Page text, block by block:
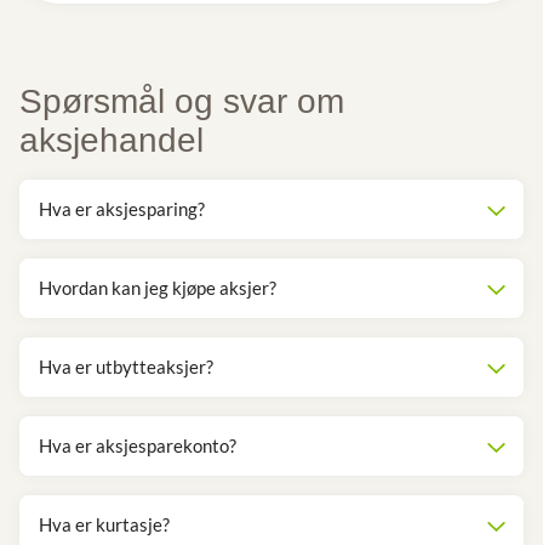
Spørsmål og svar om
aksjehandel
Hva er aksjesparing?
Hvordan kan jeg kjøpe aksjer?
Hva er utbytteaksjer?
Hva er aksjesparekonto?
Hva er kurtasje?